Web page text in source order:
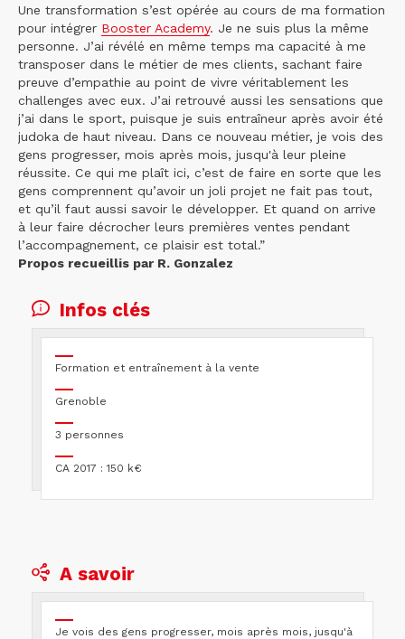
Une transformation s’est opérée au cours de ma formation
pour intégrer Booster Academy. Je ne suis plus la même
personne. J’ai révélé en même temps ma capacité à me
transposer dans le métier de mes clients, sachant faire
preuve d’empathie au point de vivre véritablement les
challenges avec eux. J’ai retrouvé aussi les sensations que
j’ai dans le sport, puisque je suis entraîneur après avoir été
judoka de haut niveau. Dans ce nouveau métier, je vois des
gens progresser, mois après mois, jusqu'à leur pleine
réussite. Ce qui me plaît ici, c’est de faire en sorte que les
gens comprennent qu’avoir un joli projet ne fait pas tout,
et qu’il faut aussi savoir le développer. Et quand on arrive
à leur faire décrocher leurs premières ventes pendant
l’accompagnement, ce plaisir est total.”
Propos recueillis par R. Gonzalez
Infos clés
Formation et entraînement à la vente
Grenoble
3 personnes
CA 2017 : 150 k€
A savoir
Je vois des gens progresser, mois après mois, jusqu'à